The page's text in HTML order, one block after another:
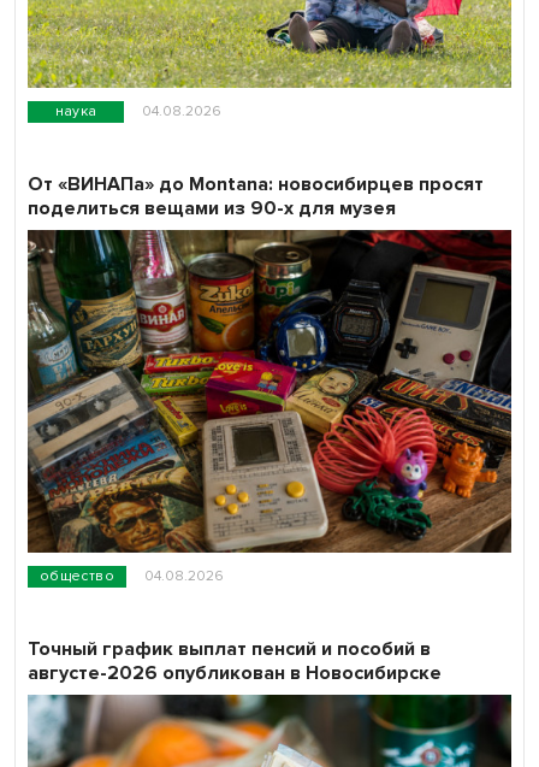
наука 04.08.2026
общество 04.08.2026
От «ВИНАПа» до Montana: новосибирцев просят
поделиться вещами из 90-х для музея
Точный график выплат пенсий и пособий в
августе-2026 опубликован в Новосибирске